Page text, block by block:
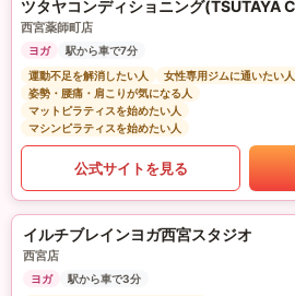
西宮薬師町店
ヨガ
駅から車で7分
運動不足を解消したい人
女性専用ジムに通いたい人
姿勢・腰痛・肩こりが気になる人
マットピラティスを始めたい人
マシンピラティスを始めたい人
公式サイトを見る
イルチブレインヨガ西宮スタジオ
西宮店
ヨガ 駅から車で3分